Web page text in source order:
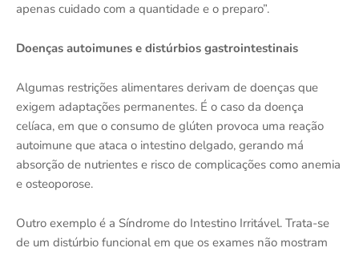
apenas cuidado com a quantidade e o preparo”.
Doenças autoimunes e distúrbios gastrointestinais
Algumas restrições alimentares derivam de doenças que
exigem adaptações permanentes. É o caso da doença
celíaca, em que o consumo de glúten provoca uma reação
autoimune que ataca o intestino delgado, gerando má
absorção de nutrientes e risco de complicações como anemia
e osteoporose.
Outro exemplo é a Síndrome do Intestino Irritável. Trata-se
de um distúrbio funcional em que os exames não mostram